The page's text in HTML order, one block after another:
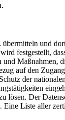
und
festgestellt,
auf den
der
lösen. Der
Liste aller